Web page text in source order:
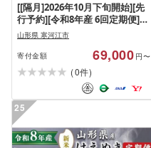
[[隔月]2026年10月下旬開始][先
行予約][令和8年産 6回定期便]は
えぬき 合計30kg(5kg×6回)清流
寒河江川育ち 山形産はえぬき
山形県産 2026年産 精米 30キロ
069-C-JA022-202610下-隔月
山形県 寒河江市
寄付金額 69,000 円〜
(0件)
25